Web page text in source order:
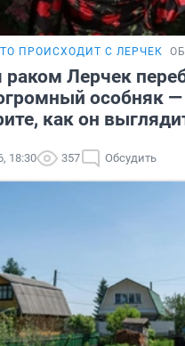
ПРОИСХОДИТ С ЛЕРЧЕК
раком Лерчек
особняк —
как он
18:30 357 Обсудить